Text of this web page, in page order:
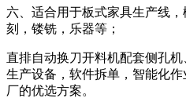
六、适合用于板式家具生产线
刻，镂铣，乐器等；
直排自动换刀开料机配套侧孔
生产设备，软件拆单，智能化
厂的优选方案。